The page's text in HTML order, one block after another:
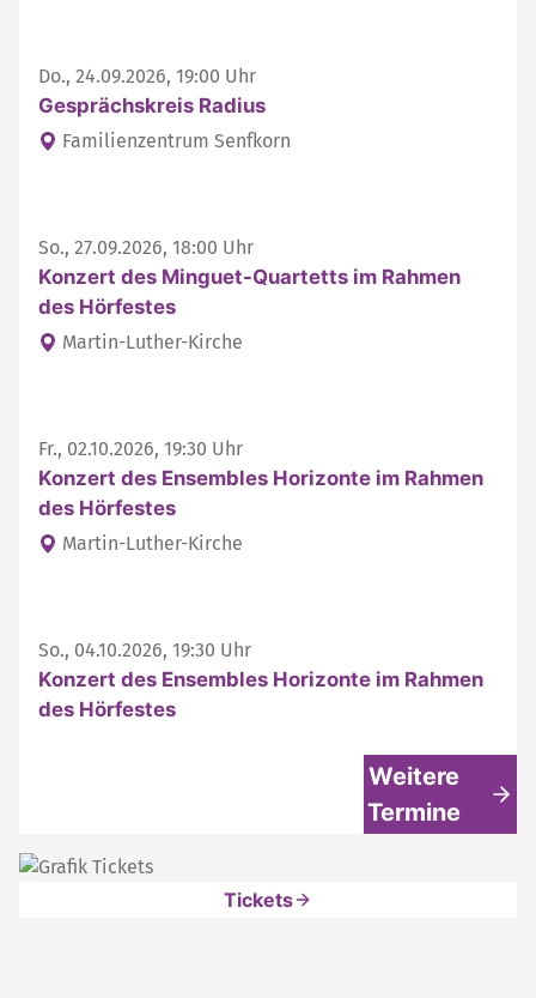
Do., 24.09.2026, 19:00 Uhr
Gesprächskreis Radius
Familienzentrum Senfkorn
So., 27.09.2026, 18:00 Uhr
Konzert des Minguet-Quartetts im Rahmen
des Hörfestes
Martin-Luther-Kirche
Fr., 02.10.2026, 19:30 Uhr
Konzert des Ensembles Horizonte im Rahmen
des Hörfestes
Martin-Luther-Kirche
So., 04.10.2026, 19:30 Uhr
Konzert des Ensembles Horizonte im Rahmen
des Hörfestes
Weitere
Termine
Tickets